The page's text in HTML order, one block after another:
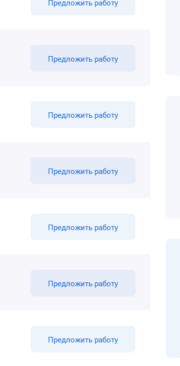
Предложить работу
Предложить работу
Предложить работу
Предложить работу
Предложить работу
Предложить работу
Предложить работу